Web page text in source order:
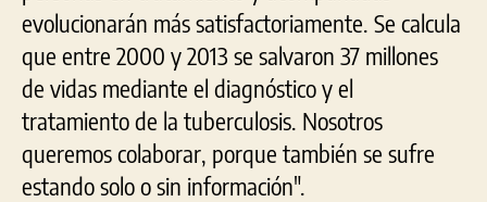
evolucionarán más satisfactoriamente. Se calcula
que entre 2000 y 2013 se salvaron 37 millones
de vidas mediante el diagnóstico y el
tratamiento de la tuberculosis. Nosotros
queremos colaborar, porque también se sufre
estando solo o sin información".